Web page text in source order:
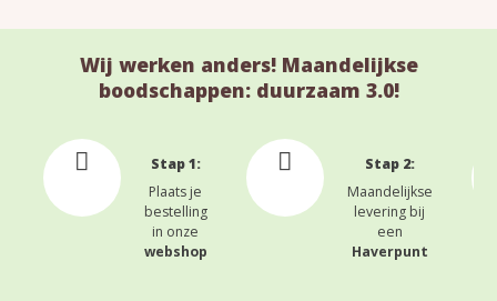
Wij werken anders! Maandelijkse
boodschappen: duurzaam 3.0!
Stap 1:
Plaats je
bestelling
in onze
webshop
Stap 2:
Maandelijkse
levering bij
een
Haverpunt